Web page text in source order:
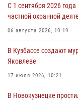
06 августа 2026, 10:19
Росгвардейцы
06 августа 2026, 09:18
С 1 сентября 2026
частной охранной
06 августа 2026, 10:19
В Кузбассе создают
Яковлеве
17 июля 2026, 10:21
В Новокузнецке